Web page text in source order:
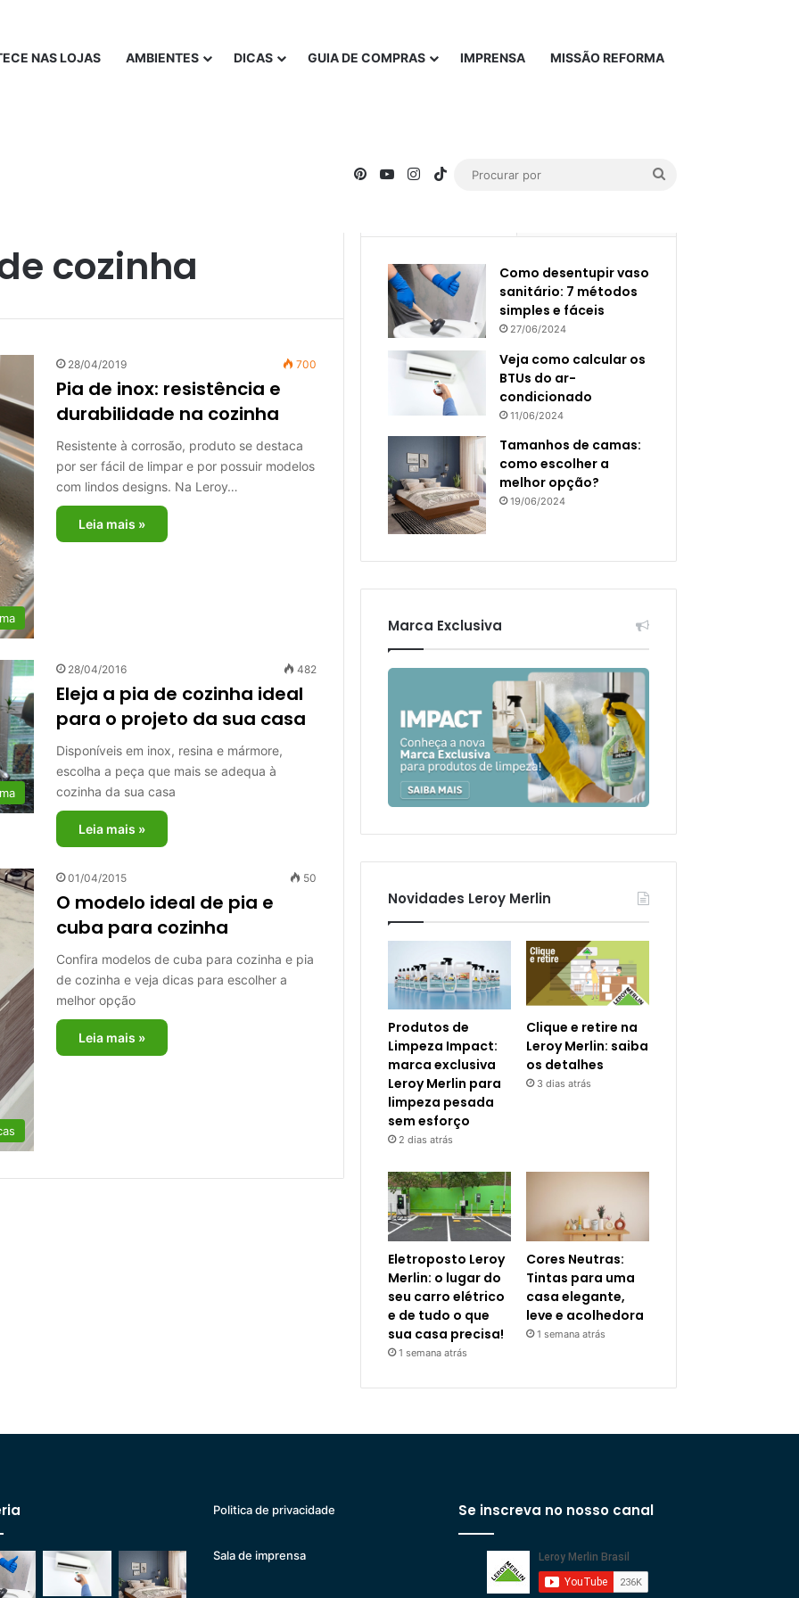
NAS LOJAS AMBIENTES DICAS GUIA DE COMPRAS IMPRENSA MISSÃO REFORMA
PinterestYouTubeInstagram
TikTok
cozinha
28/04/2019 700
Pia de inox: resistência e
durabilidade na cozinha
Resistente à corrosão, produto se destaca
por ser fácil de limpar e por possuir modelos
com lindos designs. Na Leroy…
Leia mais »
28/04/2016 482
Eleja a pia de cozinha ideal
para o projeto da sua casa
Disponíveis em inox, resina e mármore,
escolha a peça que mais se adequa à
cozinha da sua casa
Leia mais »
01/04/2015 50
O modelo ideal de pia e
cuba para cozinha
Confira modelos de cuba para cozinha e pia
de cozinha e veja dicas para escolher a
melhor opção
Leia mais »
Como desentupir vaso
sanitário: 7 métodos
simples e fáceis
27/06/2024
Veja como calcular os
BTUs do ar-
condicionado
11/06/2024
Tamanhos de camas:
como escolher a
melhor opção?
19/06/2024
Marca Exclusiva
Novidades Leroy Merlin
Produtos de
Limpeza Impact:
marca exclusiva
Leroy Merlin para
limpeza pesada
sem esforço
2 dias atrás
Clique e retire na
Leroy Merlin: saiba
os detalhes
3 dias atrás
Eletroposto Leroy
Merlin: o lugar do
seu carro elétrico
e de tudo o que
sua casa precisa!
1 semana atrás
Cores Neutras:
Tintas para uma
casa elegante,
leve e acolhedora
1 semana atrás
Politica de privacidade
Sala de imprensa
Se inscreva no nosso canal